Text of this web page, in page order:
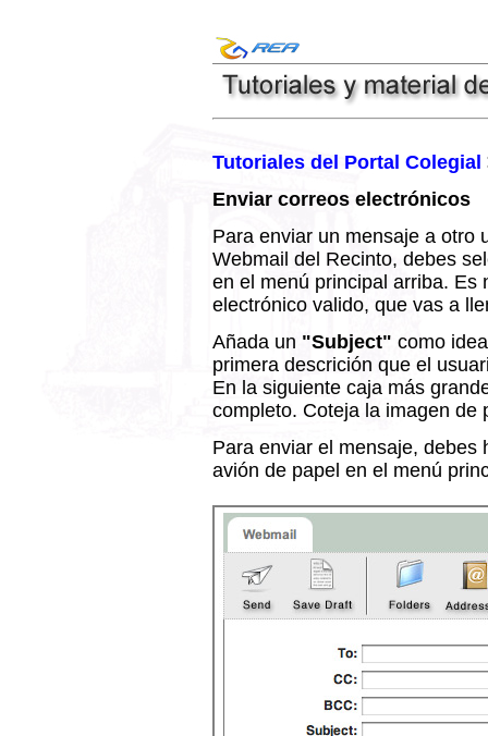
Tutoriales del Portal Colegial
Enviar correos electrónicos
Para enviar un mensaje a otro
Webmail del Recinto, debes
en el menú principal arriba. Es
electrónico valido, que vas a
Añada un "Subject" como
primera descrición que el
En la siguiente caja más
completo. Coteja la imagen de
Para enviar el mensaje,
avión de papel en el menú